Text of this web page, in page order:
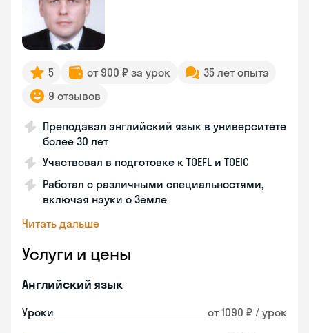
5 от 900 ₽ за урок
35 лет опыта
9 отзывов
Преподавал английский язык в университете
более 30 лет
Участвовал в подготовке к TOEFL и TOEIC
Работал с различными специальностями,
включая науки о Земле
Читать дальше
Услуги и цены
Английский язык
Уроки от 1090 ₽ / урок